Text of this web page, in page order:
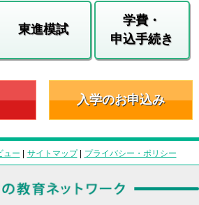
東進模試
学費・
申込手続き
入学のお申込み
ュー | サイトマップ| プライバシー・ポリシー